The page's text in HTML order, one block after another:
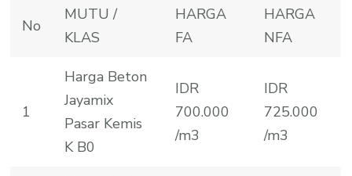
No
MUTU /
KLAS
HARGA
FA
HARGA
NFA
1
Harga Beton
Jayamix
Pasar Kemis
K B0
IDR
700.000
/m3
IDR
725.000
/m3